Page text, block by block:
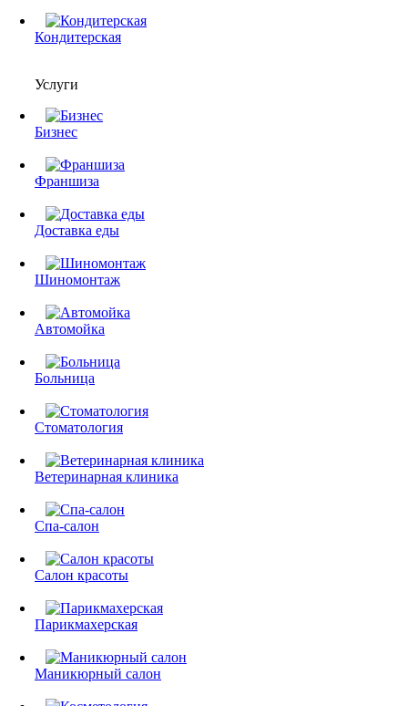
Кондитерская
Услуги
Бизнес
Франшиза
Доставка еды
Шиномонтаж
Автомойка
Больница
Стоматология
Ветеринарная клиника
Спа-салон
Салон красоты
Парикмахерская
Маникюрный салон